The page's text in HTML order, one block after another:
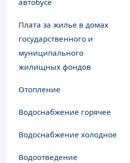
автобусе
Плата за жилье в домах
государственного и
муниципального
жилищных фондов
Отопление
Водоснабжение горячее
Водоснабжение холодное
Водоотведение